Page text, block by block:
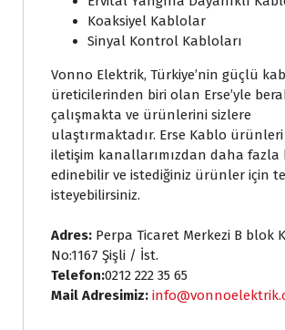
Koaksiyel Kablolar
Sinyal Kontrol Kabloları
Vonno Elektrik, Türkiye’nin güçlü
üreticilerinden biri olan Erse’yle
çalışmakta ve ürünlerini sizlere
ulaştırmaktadır. Erse Kablo
iletişim kanallarımızdan daha fazla
edinebilir ve istediğiniz ürünler için
isteyebilirsiniz.
Adres: Perpa Ticaret Merkezi B blok
No:1167 Şişli / İst.
Telefon:0212 222 35 65
Mail Adresimiz: